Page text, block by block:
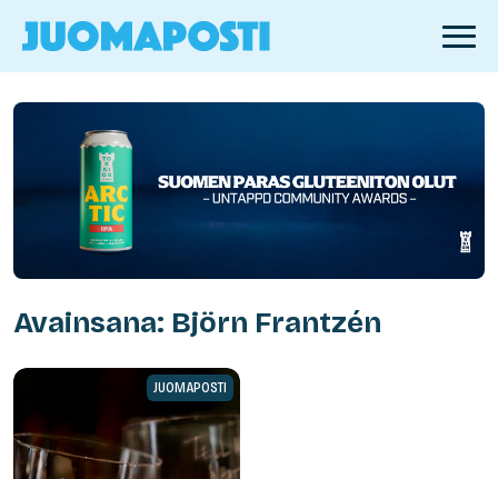
Avainsana: Björn Frantzén
JUOMAPOSTI